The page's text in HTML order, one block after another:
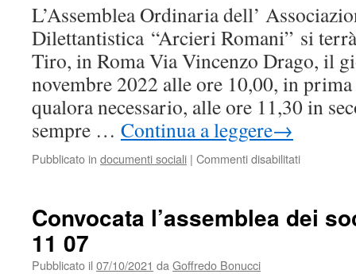
L’Assemblea Ordinaria dell’
Dilettantistica “Arcieri Romani” si
Tiro, in Roma Via Vincenzo Drago, il
novembre 2022 alle ore 10,00, in
qualora necessario, alle ore 11,30 in
sempre … Continua a leggere→
Pubblicato in documenti sociali | Commenti disabilitatisu
soci
Convocata l’assemblea dei
11 07
Pubblicato il 07/10/2021 da Goffredo Bonucci